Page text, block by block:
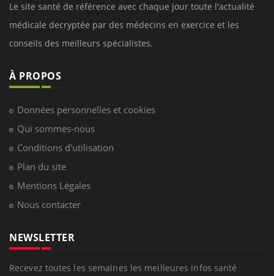
Le site santé de référence avec chaque jour toute l'actualité
médicale decryptée par des médecins en exercice et les
conseils des meilleurs spécialistes.
À PROPOS
Données personnelles et cookies
Qui sommes-nous
Conditions d'utilisation
Plan du site
Mentions Légales
Nous contacter
NEWSLETTER
Recevez toutes les semaines les meilleures infos santé